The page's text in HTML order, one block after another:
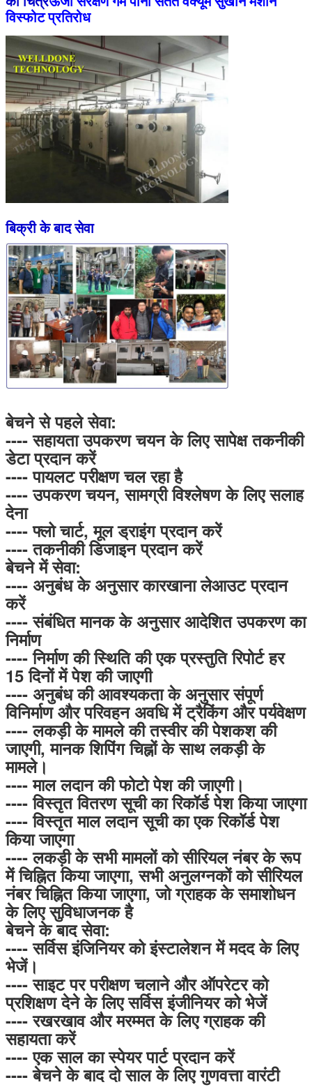
विस्फोट प्रतिरोध
बिक्री के बाद सेवा
बेचने से पहले सेवा:
---- सहायता उपकरण चयन के लिए सापेक्ष तकनीकी
डेटा प्रदान करें
---- पायलट परीक्षण चल रहा है
---- उपकरण चयन, सामग्री विश्लेषण के लिए सलाह
देना
---- फ्लो चार्ट, मूल ड्राइंग प्रदान करें
---- तकनीकी डिजाइन प्रदान करें
बेचने में सेवा:
---- अनुबंध के अनुसार कारखाना लेआउट प्रदान
करें
---- संबंधित मानक के अनुसार आदेशित उपकरण का
निर्माण
---- निर्माण की स्थिति की एक प्रस्तुति रिपोर्ट हर
15 दिनों में पेश की जाएगी
---- अनुबंध की आवश्यकता के अनुसार संपूर्ण
विनिर्माण और परिवहन अवधि में ट्रैकिंग और पर्यवेक्षण
---- लकड़ी के मामले की तस्वीर की पेशकश की
जाएगी, मानक शिपिंग चिह्नों के साथ लकड़ी के
मामले।
---- माल लदान की फोटो पेश की जाएगी।
---- विस्तृत वितरण सूची का रिकॉर्ड पेश किया जाएगा
---- विस्तृत माल लदान सूची का एक रिकॉर्ड पेश
किया जाएगा
---- लकड़ी के सभी मामलों को सीरियल नंबर के रूप
में चिह्नित किया जाएगा, सभी अनुलग्नकों को सीरियल
नंबर चिह्नित किया जाएगा, जो ग्राहक के समाशोधन
के लिए सुविधाजनक है
बेचने के बाद सेवा:
---- सर्विस इंजिनियर को इंस्टालेशन में मदद के लिए
भेजें।
---- साइट पर परीक्षण चलाने और ऑपरेटर को
प्रशिक्षण देने के लिए सर्विस इंजीनियर को भेजें
---- रखरखाव और मरम्मत के लिए ग्राहक की
सहायता करें
---- एक साल का स्पेयर पार्ट प्रदान करें
---- बेचने के बाद दो साल के लिए गुणवत्ता वारंटी